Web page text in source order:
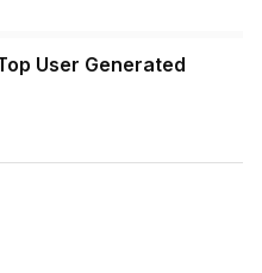
User Generated